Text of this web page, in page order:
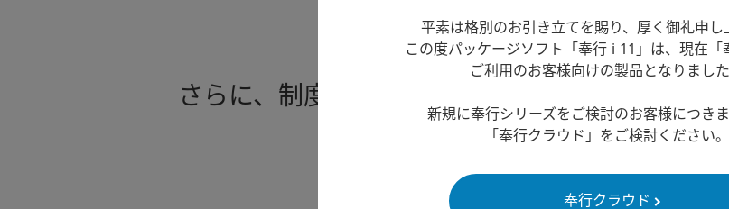
さらに、制度対応と同時に業務精度・生産性向
「勘定奉⾏クラウド経理
平素は格別のお引き立てを賜り、厚く御礼申し
この度パッケージソフト「奉行 i 11」は、現在「
ご利用のお客様向けの製品となりました
新規に奉行シリーズをご検討のお客様につきま
「奉行クラウド」をご検討ください。
奉行クラウド